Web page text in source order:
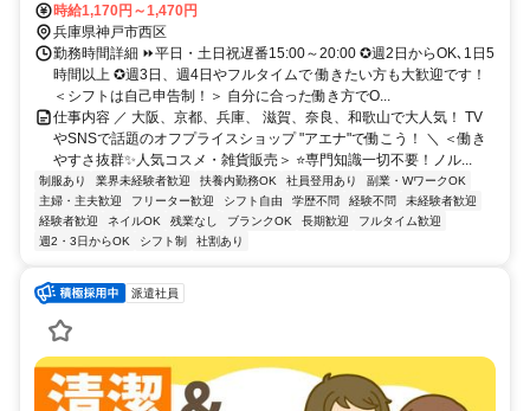
時給1,170円～1,470円
兵庫県神戸市西区
勤務時間詳細 ⏩平日・土日祝遅番15:00～20:00 ✪週2日からOK､1日5
時間以上 ✪週3日、週4日やフルタイムで 働きたい方も大歓迎です！
＜シフトは自己申告制！＞ 自分に合った働き方でO...
仕事内容 ／ 大阪、京都、兵庫、 滋賀、奈良、和歌山で大人気！ TV
やSNSで話題のオフプライスショップ "アエナ"で働こう！ ＼ ＜働き
やすさ抜群✨人気コスメ・雑貨販売＞ ⭐専門知識一切不要！ノル...
制服あり 業界未経験者歓迎 扶養内勤務OK 社員登用あり
副業・WワークOK
主婦・主夫歓迎
フリーター歓迎 シフト自由 学歴不問 経験不問
未経験者歓迎
経験者歓迎
ネイルOK 残業なし ブランクOK 長期歓迎
フルタイム歓迎
週2・3日からOK
シフト制 社割あり
派遣社員